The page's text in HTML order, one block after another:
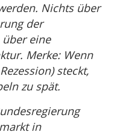
Nichts über
der
eine
Merke: Wenn
steckt,
zu spät.
in